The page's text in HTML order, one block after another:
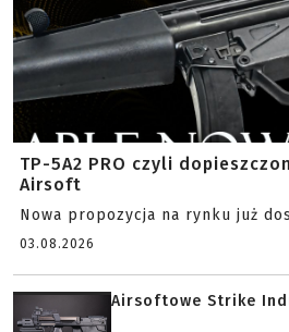
TP-5A2 PRO czyli
Airsoft
Nowa propozycja na rynku już
03.08.2026
Airsoftowe Strike